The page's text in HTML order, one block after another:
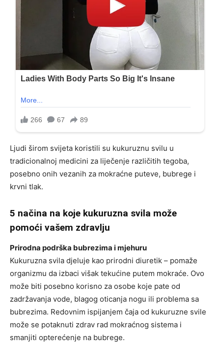
Ljudi širom svijeta koristili su kukuruznu svilu u
tradicionalnoj medicini za liječenje različitih tegoba,
posebno onih vezanih za mokraćne puteve, bubrege i
krvni tlak.
5 načina na koje kukuruzna svila može
pomoći vašem zdravlju
Prirodna podrška bubrezima i mjehuru
Kukuruzna svila djeluje kao prirodni diuretik – pomaže
organizmu da izbaci višak tekućine putem mokraće. Ovo
može biti posebno korisno za osobe koje pate od
zadržavanja vode, blagog oticanja nogu ili problema sa
bubrezima. Redovnim ispijanjem čaja od kukuruzne svile
može se potaknuti zdrav rad mokraćnog sistema i
smanjiti opterećenje na bubrege.